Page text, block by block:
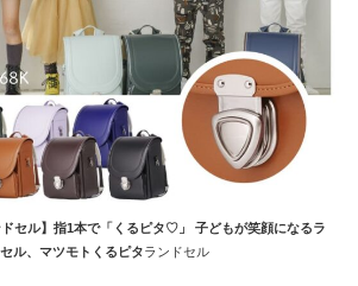
セル】指1本で「くるピタ♡」 子どもが笑顔になるラ
ル、マツモトくるピタランドセル